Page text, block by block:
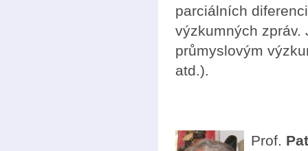
parciálních
výzkumných zpráv.
průmyslovým
atd.).
Prof.